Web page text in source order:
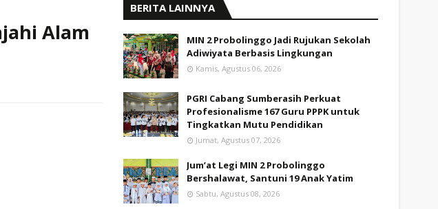
Alam
BERITA LAINNYA
MIN 2 Probolinggo Jadi Rujukan Sekolah
Adiwiyata Berbasis Lingkungan
Kamis, Agustus 06, 2026
PGRI Cabang Sumberasih Perkuat
Profesionalisme 167 Guru PPPK untuk
Tingkatkan Mutu Pendidikan
Jumat, Agustus 07, 2026
Jum’at Legi MIN 2 Probolinggo
Bershalawat, Santuni 19 Anak Yatim
Sabtu, Agustus 08, 2026